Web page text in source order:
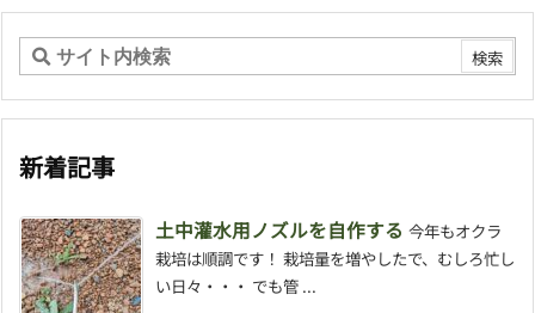
新着記事
土中灌水用ノズルを自作する 今年もオクラ
栽培は順調です！ 栽培量を増やしたで、むしろ忙し
い日々・・・ でも管 ...